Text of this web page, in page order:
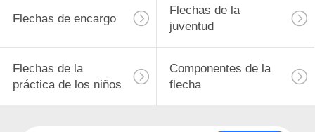
Flechas de encargo
Flechas de la
juventud
Flechas de la
práctica de los niños
Componentes de la
flecha